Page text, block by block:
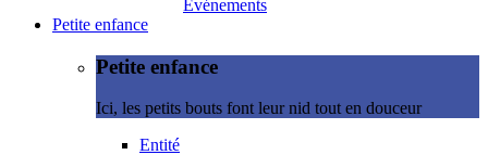
Evénements
Petite enfance
Petite enfance
Ici, les petits bouts font leur nid tout en douceur
Entité